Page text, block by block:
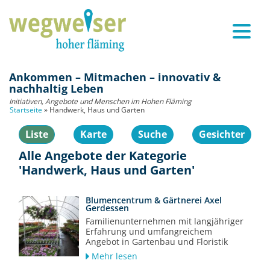
Ankommen – Mitmachen – innovativ &
nachhaltig Leben
Initiativen, Angebote und Menschen im Hohen Fläming
Startseite » Handwerk, Haus und Garten
Liste Karte Suche Gesichter
Alle Angebote der Kategorie
'Handwerk, Haus und Garten'
Blumencentrum & Gärtnerei Axel
Gerdessen
Familienunternehmen mit langjähriger
Erfahrung und umfangreichem
Angebot in Gartenbau und Floristik
Mehr lesen